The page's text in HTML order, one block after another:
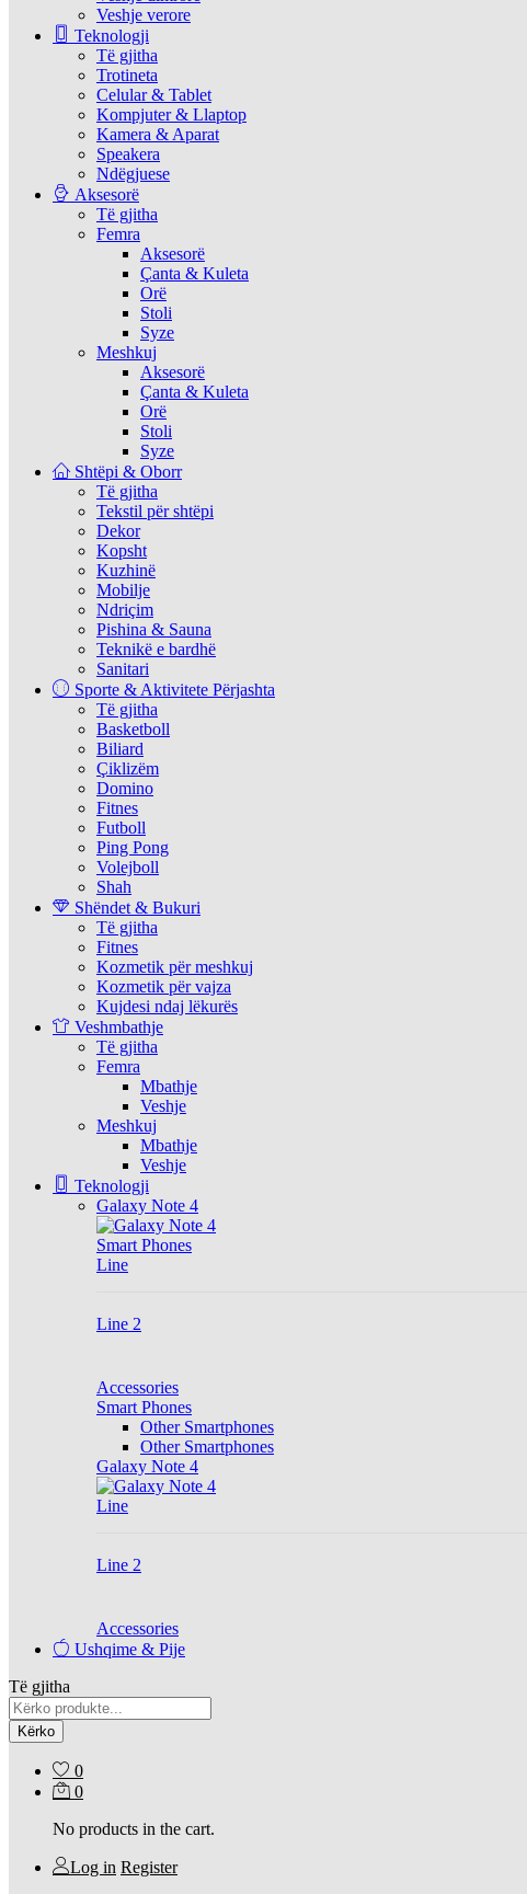
Veshje verore
Teknologji
Të gjitha
Trotineta
Celular & Tablet
Kompjuter & Llaptop
Kamera & Aparat
Speakera
Ndëgjuese
Aksesorë
Të gjitha
Femra
Aksesorë
Çanta & Kuleta
Orë
Stoli
Syze
Meshkuj
Aksesorë
Çanta & Kuleta
Orë
Stoli
Syze
Shtëpi & Oborr
Të gjitha
Tekstil për shtëpi
Dekor
Kopsht
Kuzhinë
Mobilje
Ndriçim
Pishina & Sauna
Teknikë e bardhë
Sanitari
Sporte & Aktivitete Përjashta
Të gjitha
Basketboll
Biliard
Çiklizëm
Domino
Fitnes
Futboll
Ping Pong
Volejboll
Shah
Shëndet & Bukuri
Të gjitha
Fitnes
Kozmetik për meshkuj
Kozmetik për vajza
Kujdesi ndaj lëkurës
Veshmbathje
Të gjitha
Femra
Mbathje
Veshje
Meshkuj
Mbathje
Veshje
Teknologji
Galaxy Note 4
Smart Phones
Line
Line 2
Accessories
Smart Phones
Other Smartphones
Other Smartphones
Galaxy Note 4
Line
Line 2
Accessories
Ushqime & Pije
Të gjitha
Kërko
0
0
No products in the cart.
Log in Register